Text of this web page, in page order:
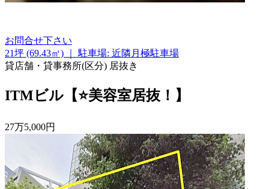
お問合せ下さい
21坪 (69.43㎡)
駐車場: 近隣月極駐車場
貸店舗・貸事務所(区分) 居抜き
ITMビル【⭐美容室居抜！】
27万5,000円